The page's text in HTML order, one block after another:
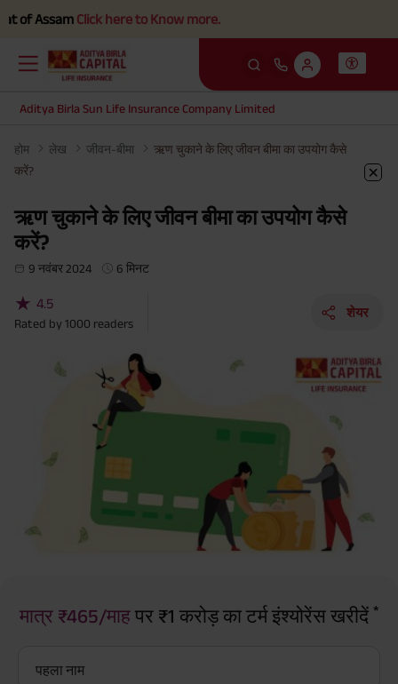
Click here to Know more.
Aditya Birla Sun Life Insurance Company Limited
होम लेख जीवन-बीमा
ऋण चुकाने के लिए जीवन बीमा का उपयोग कैसे
करें?
ऋण चुकाने के लिए जीवन बीमा का उपयोग कैसे
करें?
9 नवंबर 2024 6 मिनट
★ 4.5
Rated by 1000 readers
शेयर
मात्र ₹465/माहपर ₹1 करोड़ का टर्म इंश्योरेंस खरीदें *
पहला नाम